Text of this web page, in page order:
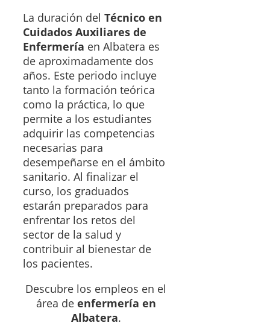
La duración del Técnico en
Cuidados Auxiliares de
Enfermería en Albatera es
de aproximadamente dos
años. Este periodo incluye
tanto la formación teórica
como la práctica, lo que
permite a los estudiantes
adquirir las competencias
necesarias para
desempeñarse en el ámbito
sanitario. Al finalizar el
curso, los graduados
estarán preparados para
enfrentar los retos del
sector de la salud y
contribuir al bienestar de
los pacientes.
Descubre los empleos en el
área de enfermería en
Albatera.